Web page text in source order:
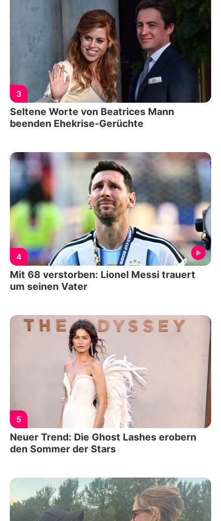
3
Seltene Worte von Beatrices Mann
beenden Ehekrise-Gerüchte
4
Mit 68 verstorben: Lionel Messi trauert
um seinen Vater
5
Neuer Trend: Die Ghost Lashes erobern
den Sommer der Stars